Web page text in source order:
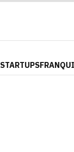
STARTUPS